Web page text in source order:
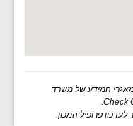
המידע של משרד
פרופיל המכון.